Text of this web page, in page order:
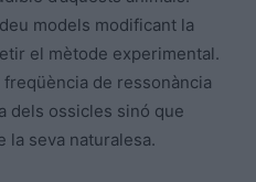
models modificant la
el mètode experimental.
de ressonància
dels ossicles sinó que
la seva naturalesa.